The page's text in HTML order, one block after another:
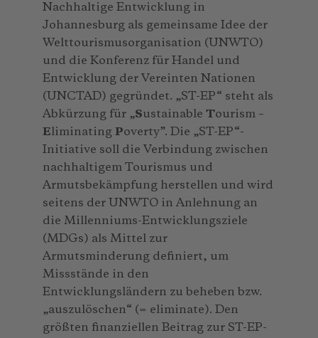
Nachhaltige Entwicklung in
Johannesburg als gemeinsame Idee der
Welttourismusorganisation (UNWTO)
und die Konferenz für Handel und
Entwicklung der Vereinten Nationen
(UNCTAD) gegründet. „ST-EP“ steht als
Abkürzung für „Sustainable Tourism –
Eliminating Poverty”. Die „ST-EP“-
Initiative soll die Verbindung zwischen
nachhaltigem Tourismus und
Armutsbekämpfung herstellen und wird
seitens der UNWTO in Anlehnung an
die Millenniums-Entwicklungsziele
(MDGs) als Mittel zur
Armutsminderung definiert, um
Missstände in den
Entwicklungsländern zu beheben bzw.
„auszulöschen“ (= eliminate). Den
größten finanziellen Beitrag zur ST-EP-